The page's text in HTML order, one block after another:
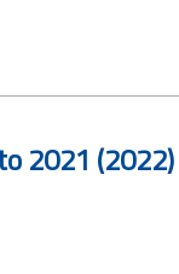
2021 (2022)